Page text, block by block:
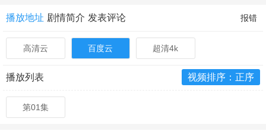
播放地址 剧情简介 发表评论 报错
高清云 百度云 超清4k
播放列表 视频排序：正序
第01集